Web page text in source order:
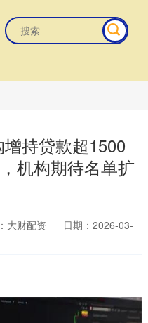
持贷款超1500
机构期待名单扩
大财配资
日期：2026-03-